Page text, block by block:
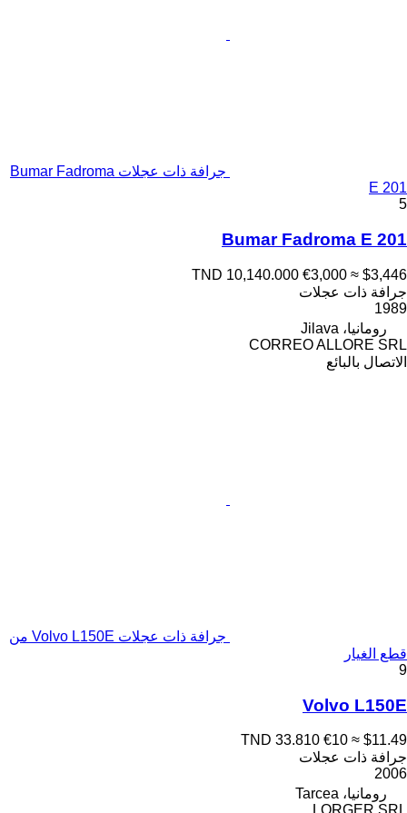
جرافة ذات عجلات Bumar Fadroma
E 201
5
Bumar Fadroma E 201
TND 10,140.000 €3,000 ≈ $3,446
جرافة ذات عجلات
1989
رومانيا، Jilava
CORREO ALLORE SRL
الاتصال بالبائع
جرافة ذات عجلات Volvo L150E من
قطع الغيار
9
Volvo L150E
TND 33.810 €10 ≈ $11.49
جرافة ذات عجلات
2006
رومانيا، Tarcea